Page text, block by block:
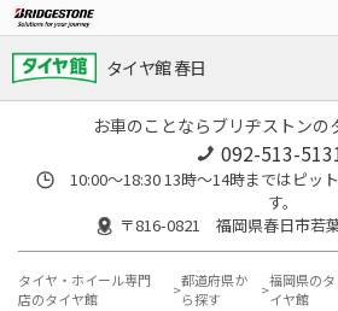
タイヤ館 春日
お車のことならブリヂストンの
092-513-
10:00～18:30 13時〜14時まではピッ
す。
〒816-0821 福岡県春日市若
タイヤ・ホイール専門
店のタイヤ館
都道府県か
ら探す
福岡県のタ
イヤ館